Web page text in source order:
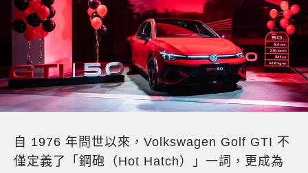
自 1976 年問世以來，Volkswagen Golf GTI 不
僅定義了「鋼砲（Hot Hatch）」一詞，更成為